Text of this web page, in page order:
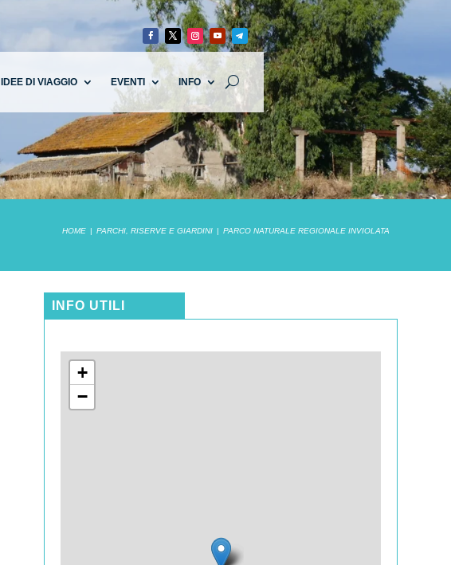
IDEE DI VIAGGIO EVENTI INFO
HOME PARCHI, RISERVE E GIARDINI PARCO NATURALE REGIONALE INVIOLATA
INFO UTILI
+
−